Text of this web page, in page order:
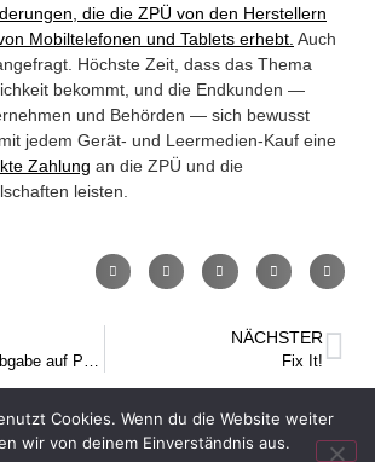
die die ZPÜ von den Herstellern
Mobiltelefonen und Tablets erhebt. Auch
Höchste Zeit, dass das Thema
bekommt, und die Endkunden —
und Behörden — sich bewusst
jedem Gerät- und Leermedien-Kauf eine
Zahlung an die ZPÜ und die
leisten.
Urheberrechts-Abgabe auf Personal Computer weiterhin streitig – Branchenlösung nicht in Sicht
NÄCHSTER
Fix It!
Cookies. Wenn du die Website weiter
wir von deinem Einverständnis aus.